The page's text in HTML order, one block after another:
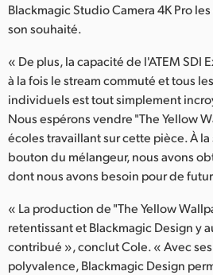
Blackmagic Studio Camera 4K Pro
son souhaité.
« De plus, la capacité de l'ATEM SDI
à la fois le stream commuté et tous
individuels est tout simplement
Nous espérons vendre "The Yellow
écoles travaillant sur cette pièce. À la
bouton du mélangeur, nous avons
dont nous avons besoin pour de
« La production de "The Yellow
retentissant et Blackmagic Design y
contribué », conclut Cole. « Avec ses
polyvalence, Blackmagic Design